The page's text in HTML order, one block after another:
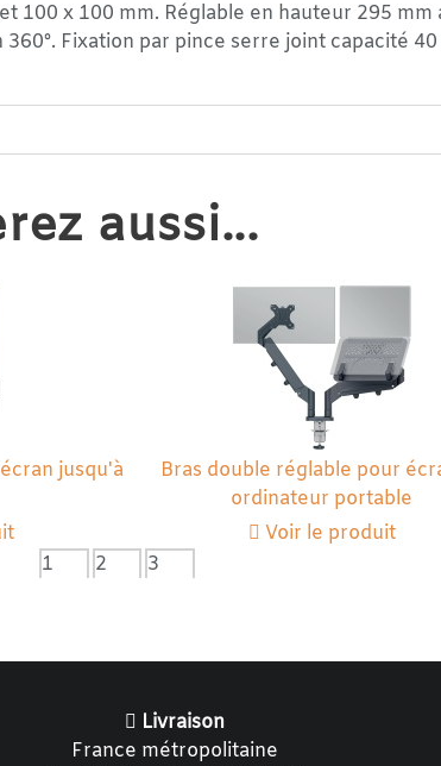
100 x 100 mm. Réglable en hauteur 295
Fixation par pince serre joint capacité
aussi...
jusqu'à
Bras double réglable pour
ordinateur portable
Voir le produit
1
2 3
Livraison
France métropolitaine